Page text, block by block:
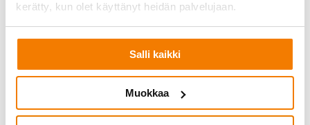
kerätty, kun olet käyttänyt heidän palvelujaan.
Salli kaikki
Muokkaa
Wania Racingin kokemuksia
Demorockista